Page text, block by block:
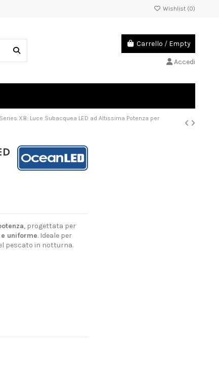
Wishlist (0)
Carrello / Empty
Accedi
X8: Luce Subacquea LED ad Altissima Potenza per
, progettata per
uniforme. Ideale per
pescato in notturna.